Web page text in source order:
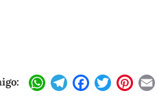
WhatsApp
TelegramFacebookTwitter